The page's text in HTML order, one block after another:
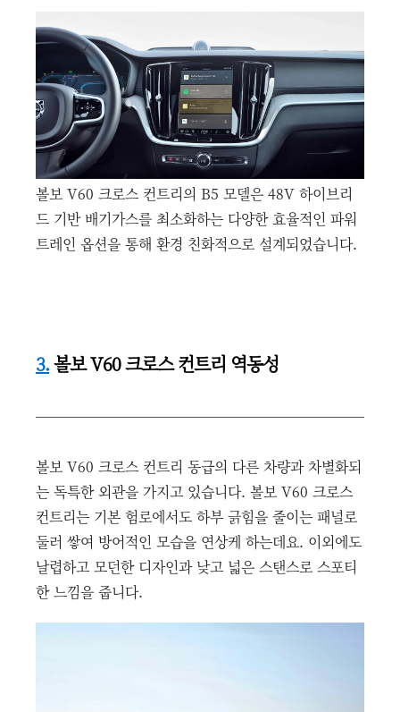
볼보 V60 크로스 컨트리의 B5 모델은 48V 하이브리
드 기반 배기가스를 최소화하는 다양한 효율적인 파워
트레인 옵션을 통해 환경 친화적으로 설계되었습니다.
3.볼보 V60 크로스 컨트리 역동성
볼보 V60 크로스 컨트리 동급의 다른 차량과 차별화되
는 독특한 외관을 가지고 있습니다. 볼보 V60 크로스
컨트리는 기본 험로에서도 하부 긁힘을 줄이는 패널로
둘러 쌓여 방어적인 모습을 연상케 하는데요. 이외에도
날렵하고 모던한 디자인과 낮고 넓은 스탠스로 스포티
한 느낌을 줍니다.